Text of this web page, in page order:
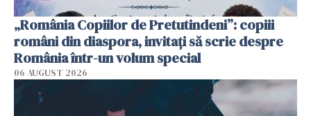
„România Copiilor de Pretutindeni”: copiii
români din diaspora, invitați să scrie despre
România într-un volum special
06 AUGUST 2026